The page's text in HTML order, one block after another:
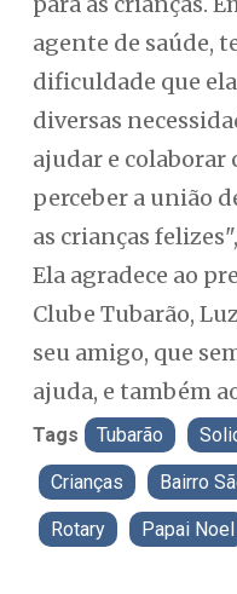
agente de saúde,
dificuldade que
diversas
ajudar e colaborar
perceber a união
as crianças
Ela agradece ao
Clube Tubarão,
seu amigo, que
ajuda, e também
Tags Tubarão
Crianças Bairro
Rotary Papai Noel